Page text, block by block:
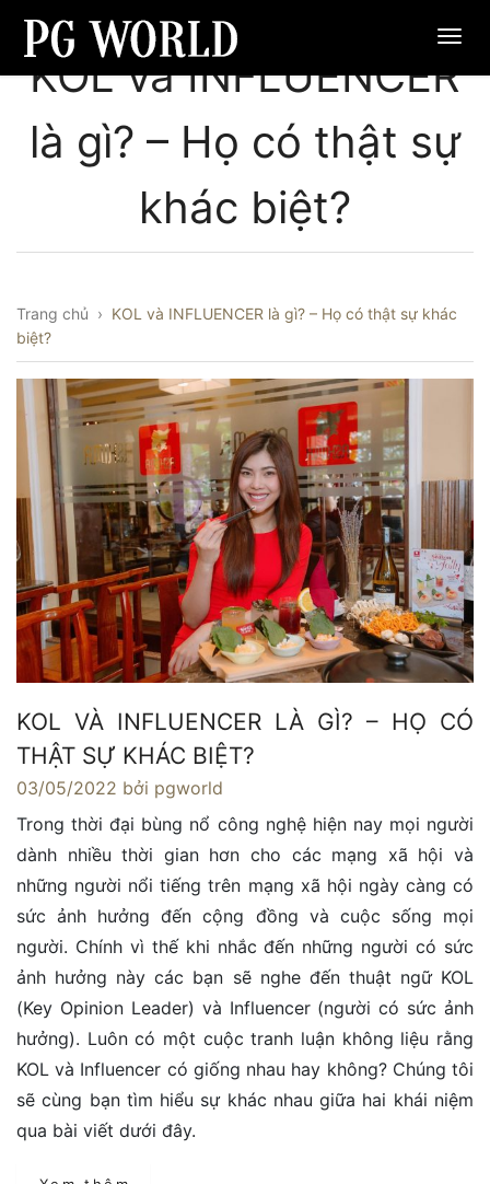
KOL và INFLUENCER
là gì? – Họ có thật sự
khác biệt?
Trang chủ › KOL và INFLUENCER là gì? – Họ có thật sự khác
biệt?
KOL VÀ INFLUENCER LÀ GÌ? – HỌ CÓ
THẬT SỰ KHÁC BIỆT?
03/05/2022 bởi pgworld
Trong thời đại bùng nổ công nghệ hiện nay mọi người
dành nhiều thời gian hơn cho các mạng xã hội và
những người nổi tiếng trên mạng xã hội ngày càng có
sức ảnh hưởng đến cộng đồng và cuộc sống mọi
người. Chính vì thế khi nhắc đến những người có sức
ảnh hưởng này các bạn sẽ nghe đến thuật ngữ KOL
(Key Opinion Leader) và Influencer (người có sức ảnh
hưởng). Luôn có một cuộc tranh luận không liệu rằng
KOL và Influencer có giống nhau hay không? Chúng tôi
sẽ cùng bạn tìm hiểu sự khác nhau giữa hai khái niệm
qua bài viết dưới đây.